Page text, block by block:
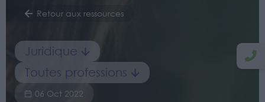
Retour aux ressources
Juridique
Toutes professions
06 Oct 2022